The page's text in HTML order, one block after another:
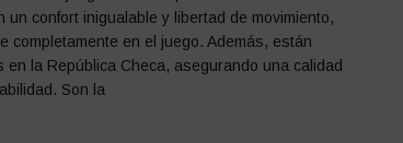
un confort inigualable y libertad de movimiento,
completamente en el juego. Además, están
en la República Checa, asegurando una calidad
Son la